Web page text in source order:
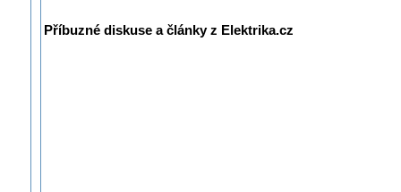
Příbuzné diskuse a články z Elektrika.cz